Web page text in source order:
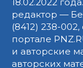
18.02.2022
редактор —
(8412) 238-
портале
и авторские
авторских